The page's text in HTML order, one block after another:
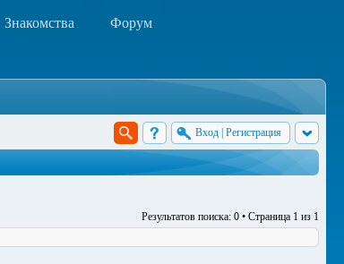
Знакомства Форум
Вход Регистрация
Результатов поиска: 0 • Страница 1 из 1